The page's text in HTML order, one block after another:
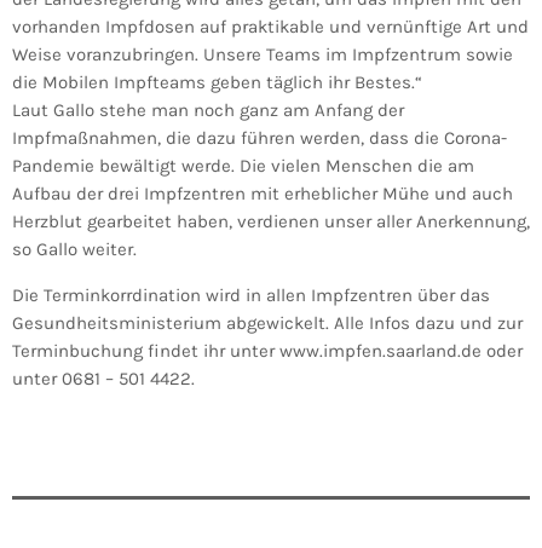
vorhanden Impfdosen auf praktikable und vernünftige Art und
Weise voranzubringen. Unsere Teams im Impfzentrum sowie
die Mobilen Impfteams geben täglich ihr Bestes.“
Laut Gallo stehe man noch ganz am Anfang der
Impfmaßnahmen, die dazu führen werden, dass die Corona-
Pandemie bewältigt werde. Die vielen Menschen die am
Aufbau der drei Impfzentren mit erheblicher Mühe und auch
Herzblut gearbeitet haben, verdienen unser aller Anerkennung,
so Gallo weiter.
Die Terminkorrdination wird in allen Impfzentren über das
Gesundheitsministerium abgewickelt. Alle Infos dazu und zur
Terminbuchung findet ihr unter www.impfen.saarland.de oder
unter 0681 – 501 4422.